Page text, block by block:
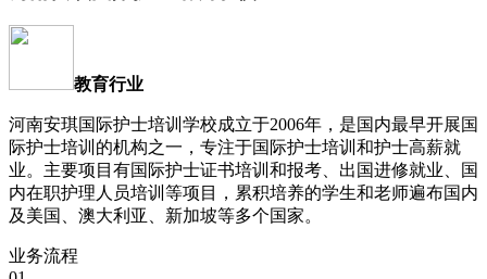
教育行业
河南安琪国际护士培训学校成立于2006年，是国内最早开展国
际护士培训的机构之一，专注于国际护士培训和护士高薪就
业。主要项目有国际护士证书培训和报考、出国进修就业、国
内在职护理人员培训等项目，累积培养的学生和老师遍布国内
及美国、澳大利亚、新加坡等多个国家。
业务流程